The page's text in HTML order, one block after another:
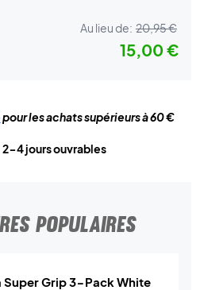
Au lieu de: 20,95 €
15,00 €
pour les achats supérieurs à 60 €
2-4 jours ouvrables
POPULAIRES
Super Grip 3-Pack White